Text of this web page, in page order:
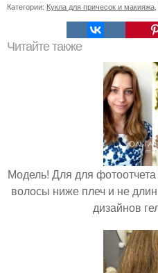
Категории: Кукла для причесок и макияжа,
Читайте также
Модель! Для для
волосы ниже плеч и не
дизайнов